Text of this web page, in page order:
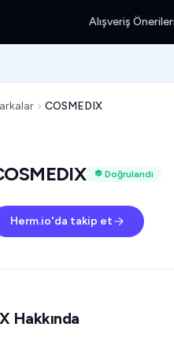
Alışveriş Önerileri
COSMEDIX
Doğrulandı
Herm.io'da takip et
Hakkında